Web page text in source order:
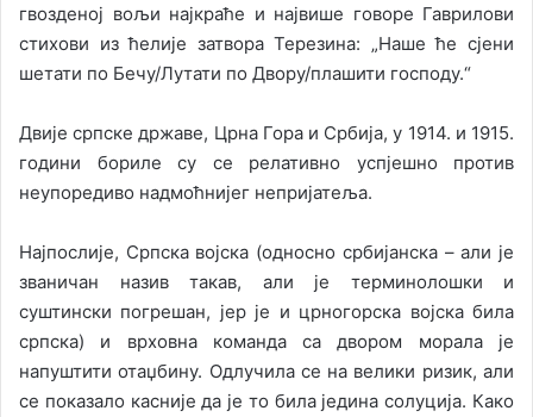
гвозденој вољи најкраће и највише говоре Гаврилови
стихови из ћелије затвора Терезина: „Наше ће сјени
шетати по Бечу/Лутати по Двору/плашити господу.“
Двије српске државе, Црна Гора и Србија, у 1914. и 1915.
години бориле су се релативно успјешно против
неупоредиво надмоћнијег непријатеља.
Најпослије, Српска војска (односно србијанска – али је
званичан назив такав, али је терминолошки и
суштински погрешан, јер је и црногорска војска била
српска) и врховна команда са двором морала је
напуштити отаџбину. Одлучила се на велики ризик, али
се показало касније да је то била једина солуција. Како